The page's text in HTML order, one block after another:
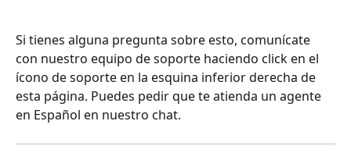
Si tienes alguna pregunta sobre esto, comunícate
con nuestro equipo de soporte haciendo click en el
ícono de soporte en la esquina inferior derecha de
esta página. Puedes pedir que te atienda un agente
en Español en nuestro chat.